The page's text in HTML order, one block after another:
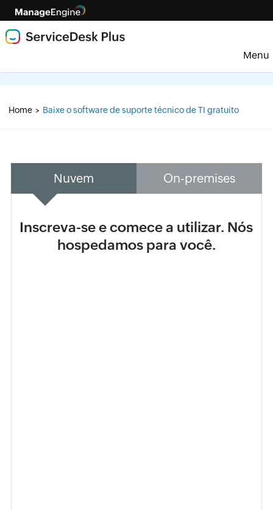
Menu
Home > Baixe o software de suporte técnico de TI gratuito
Nuvem On-premises
Inscreva-se e comece a utilizar. Nós
hospedamos para você.